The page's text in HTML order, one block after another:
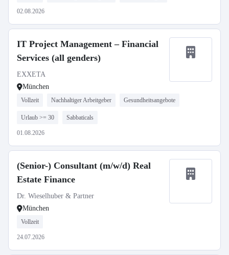
02.08.2026
IT Project Management – Financial
Services (all genders)
EXXETA
München
Vollzeit Nachhaltiger Arbeitgeber Gesundheitsangebote
Urlaub >= 30 Sabbaticals
01.08.2026
(Senior-) Consultant (m/w/d) Real
Estate Finance
Dr. Wieselhuber & Partner
München
Vollzeit
24.07.2026